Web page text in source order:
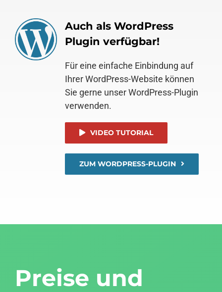
Auch als WordPress
Plugin verfügbar!
Für eine einfache Einbindung auf
Ihrer WordPress-Website können
Sie gerne unser WordPress-Plugin
verwenden.
VIDEO TUTORIAL
ZUM WORDPRESS-PLUGIN
Preise und